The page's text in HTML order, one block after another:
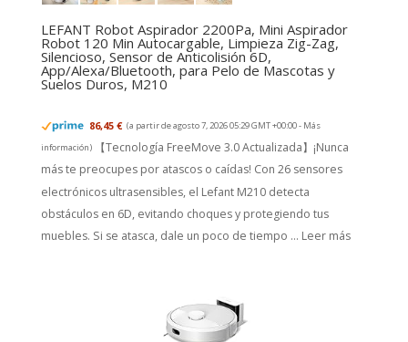
LEFANT Robot Aspirador 2200Pa, Mini Aspirador
Robot 120 Min Autocargable, Limpieza Zig-Zag,
Silencioso, Sensor de Anticolisión 6D,
App/Alexa/Bluetooth, para Pelo de Mascotas y
Suelos Duros, M210
86,45 € (a partir de agosto 7, 2026 05:29 GMT +00:00 - Más
información)
【Tecnología FreeMove 3.0 Actualizada】¡Nunca
más te preocupes por atascos o caídas! Con 26 sensores
electrónicos ultrasensibles, el Lefant M210 detecta
obstáculos en 6D, evitando choques y protegiendo tus
muebles. Si se atasca, dale un poco de tiempo ... Leer más